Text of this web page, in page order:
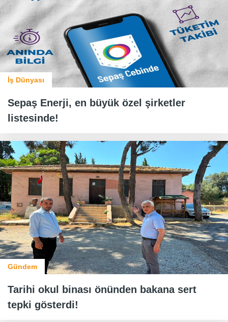
İş Dünyası
Sepaş Enerji, en büyük özel şirketler
listesinde!
Gündem
Tarihi okul binası önünden bakana sert
tepki gösterdi!